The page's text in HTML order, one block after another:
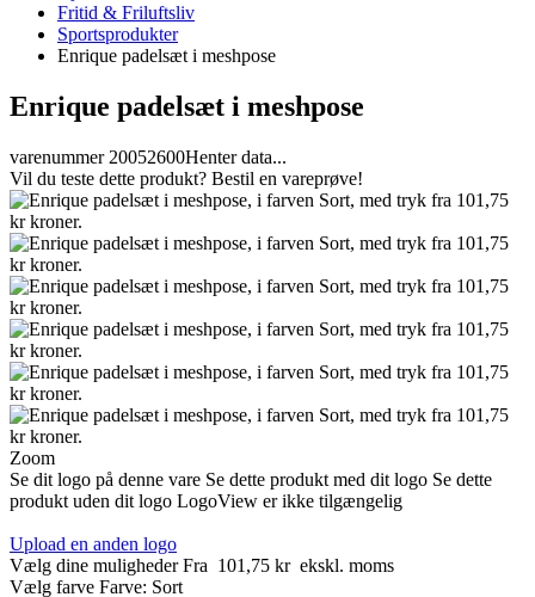
Fritid & Friluftsliv
Sportsprodukter
Enrique padelsæt i meshpose
Enrique padelsæt i meshpose
varenummer 20052600Henter data...
Vil du teste dette produkt? Bestil en vareprøve!
Zoom
Se dit logo på denne vare Se dette produkt med dit logo Se dette
produkt uden dit logo LogoView er ikke tilgængelig
Upload en anden logo
Vælg dine muligheder Fra 101,75 kr ekskl. moms
Vælg farve Farve: Sort